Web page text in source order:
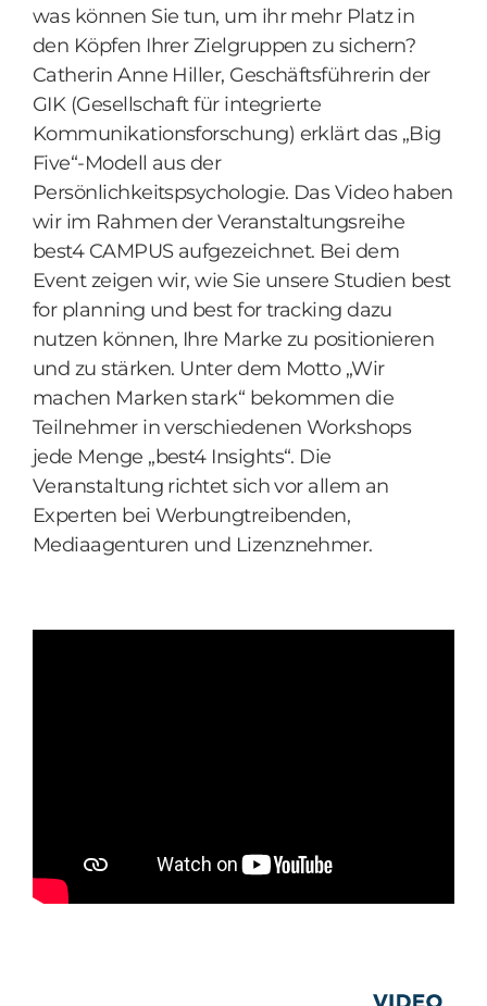
was können Sie tun, um ihr mehr Platz in
den Köpfen Ihrer Zielgruppen zu sichern?
Catherin Anne Hiller, Geschäftsführerin der
GIK (Gesellschaft für integrierte
Kommunikationsforschung) erklärt das „Big
Five“-Modell aus der
Persönlichkeitspsychologie. Das Video haben
wir im Rahmen der Veranstaltungsreihe
best4 CAMPUS aufgezeichnet. Bei dem
Event zeigen wir, wie Sie unsere Studien best
for planning und best for tracking dazu
nutzen können, Ihre Marke zu positionieren
und zu stärken. Unter dem Motto „Wir
machen Marken stark“ bekommen die
Teilnehmer in verschiedenen Workshops
jede Menge „best4 Insights“. Die
Veranstaltung richtet sich vor allem an
Experten bei Werbungtreibenden,
Mediaagenturen und Lizenznehmer.